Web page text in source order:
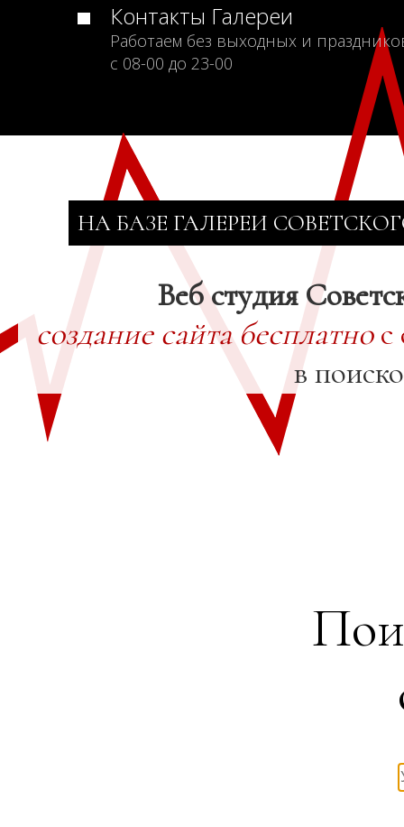
Контакты Галереи
Работаем без выходных и
с 08-00 до 23-00
НА БАЗЕ ГАЛЕРЕИ
Веб студия
создание сайта бесплатнос
в